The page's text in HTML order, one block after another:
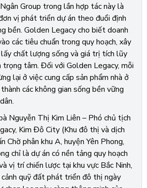
Group trong lần hợp tác này là
vị phát triển dự án theo đuổi định
bền. Golden Legacy cho biết doanh
các tiêu chuẩn trong quy hoạch, xây
lấy chất lượng sống và giá trị tích lũy
tâm. Đối với Golden Legacy, mỗi
lại ở việc cung cấp sản phẩm nhà ở
các không gian sống bền vững
Nguyễn Thị Kim Liên – Phó chủ tịch
Kim Đô City (Khu đô thị và dịch
Chờ phân khu A, huyện Yên Phong,
chỉ là dự án có nền tảng quy hoạch
vị trí chiến lược tại khu vực Bắc Ninh,
quỹ đất phát triển đô thị ngày